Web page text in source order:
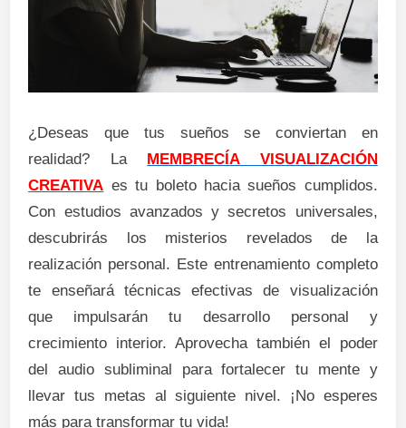
¿Deseas que tus sueños se conviertan en
realidad? La MEMBRECÍA VISUALIZACIÓN
CREATIVA es tu boleto hacia sueños cumplidos.
Con estudios avanzados y secretos universales,
descubrirás los misterios revelados de la
realización personal. Este entrenamiento completo
te enseñará técnicas efectivas de visualización
que impulsarán tu desarrollo personal y
crecimiento interior. Aprovecha también el poder
del audio subliminal para fortalecer tu mente y
llevar tus metas al siguiente nivel. ¡No esperes
más para transformar tu vida!